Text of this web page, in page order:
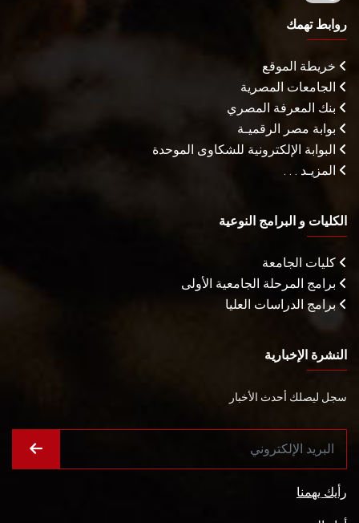
روابط تهمك
خريطة الموقع
الجامعات المصرية
بنك المعرفة المصري
بوابة مصر الرقميـة
البوابة الإلكترونية للشكاوى الموحدة
المزيـد . . .
الكليات و البرامج النوعية
كليات الجامعة
برامج المرحلة الجامعية الأولى
برامج الدراسات العليا
النشرة الإخبارية
سجل ليصلك أحدث الأخبار
رأيك يهمنا